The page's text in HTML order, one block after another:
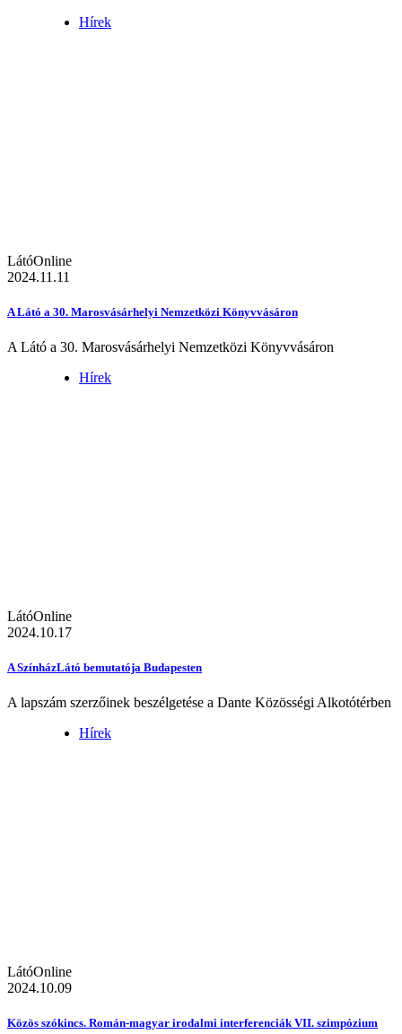
Hírek
LátóOnline
2024.11.11
A Látó a 30. Marosvásárhelyi Nemzetközi Könyvvásáron
A Látó a 30. Marosvásárhelyi Nemzetközi Könyvvásáron
Hírek
LátóOnline
2024.10.17
A SzínházLátó bemutatója Budapesten
A lapszám szerzőinek beszélgetése a Dante Közösségi Alkotótérben
Hírek
LátóOnline
2024.10.09
Közös szókincs. Román-magyar irodalmi interferenciák VII. szimpózium